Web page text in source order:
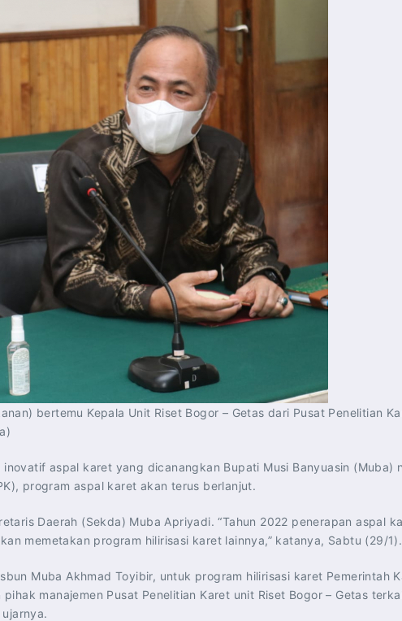
bertemu Kepala Unit Riset Bogor – Getas dari Pusat Penelitian
aspal karet yang dicanangkan Bupati Musi Banyuasin (Muba)
program aspal karet akan terus berlanjut.
Daerah (Sekda) Muba Apriyadi. “Tahun 2022 penerapan aspal
memetakan program hilirisasi karet lainnya,” katanya, Sabtu (29/1).
Muba Akhmad Toyibir, untuk program hilirisasi karet Pemerintah
manajemen Pusat Penelitian Karet unit Riset Bogor – Getas